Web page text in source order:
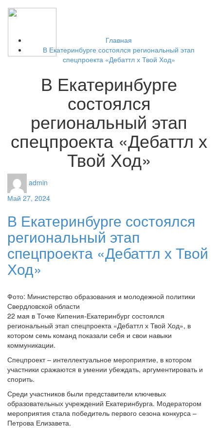
Главная
В Екатеринбурге состоялся региональный этап
спецпроекта «Дебаттл х Твой Ход»
В Екатеринбурге
состоялся
региональный этап
спецпроекта «Дебаттл х
Твой Ход»
admin
Май 27, 2024
В Екатеринбурге состоялся
региональный этап
спецпроекта «Дебаттл х Твой
Ход»
Фото: Министерство образования и молодежной политики
Свердловской области
22 мая в Точке Кипения-Екатеринбург состоялся
региональный этап спецпроекта «Дебаттл х Твой Ход», в
котором семь команд показали себя и свои навыки
коммуникации.
Спецпроект – интеллектуальное мероприятие, в котором
участники сражаются в умении убеждать, аргументировать и
спорить.
Среди участников были представители ключевых
образовательных учреждений Екатеринбурга. Модератором
мероприятия стала победитель первого сезона конкурса –
Петрова Елизавета.